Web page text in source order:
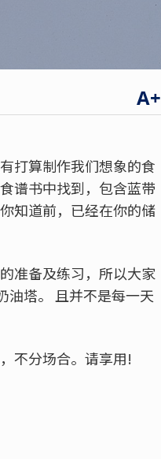
A+
打算制作我们想象的食
谱书中找到，包含蓝带
知道前，已经在你的储
准备及练习，所以大家
油塔。 且并不是每一天
不分场合。请享用!